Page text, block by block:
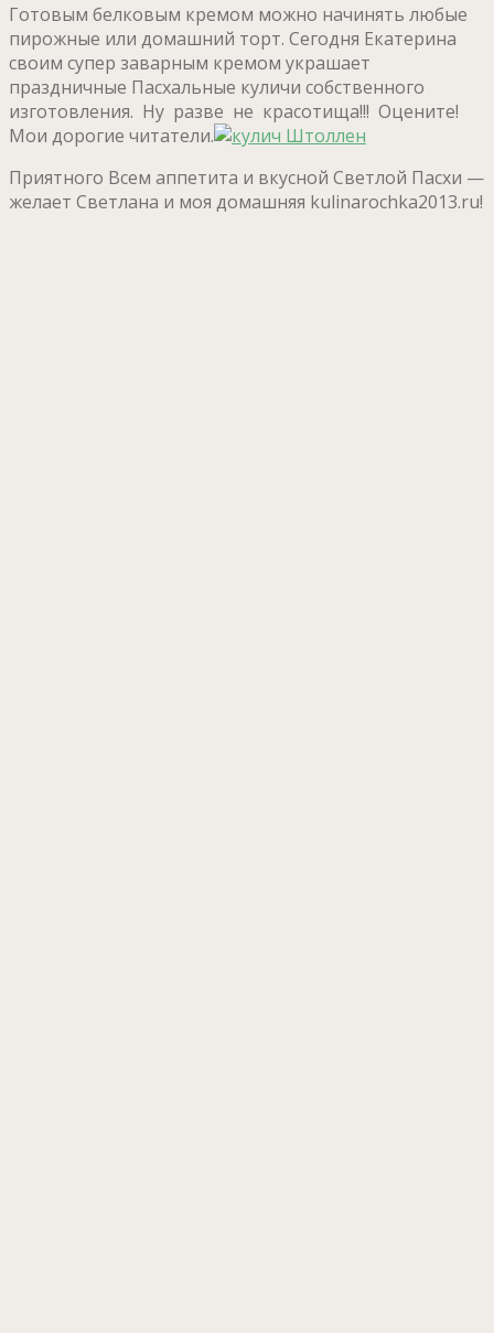
Готовым белковым кремом можно начинять любые
пирожные или домашний торт. Сегодня Екатерина
своим супер заварным кремом украшает
праздничные Пасхальные куличи собственного
изготовления. Ну разве не красотища!!! Оцените!
Мои дорогие читатели.
Приятного Всем аппетита и вкусной Светлой Пасхи —
желает Светлана и моя домашняя kulinarochka2013.ru!